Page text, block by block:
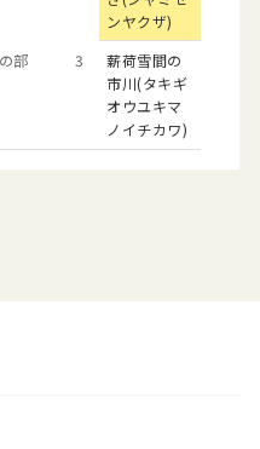
ンヤクザ)
部
3
薪荷雪間の
市川(タキギ
オウユキマ
ノイチカワ)